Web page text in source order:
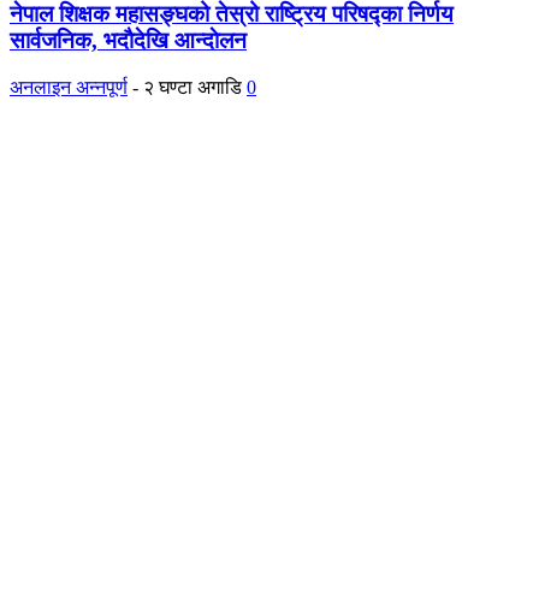
नेपाल शिक्षक महासङ्घको तेस्रो राष्ट्रिय परिषद्का निर्णय
सार्वजनिक, भदाैदेखि आन्दाेलन
अनलाइन अन्नपूर्ण - २ घण्टा अगाडि 0